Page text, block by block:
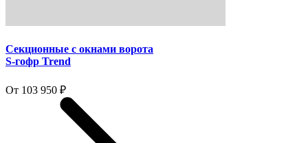
Секционные с окнами ворота
S-гофр Trend
От 103 950 ₽